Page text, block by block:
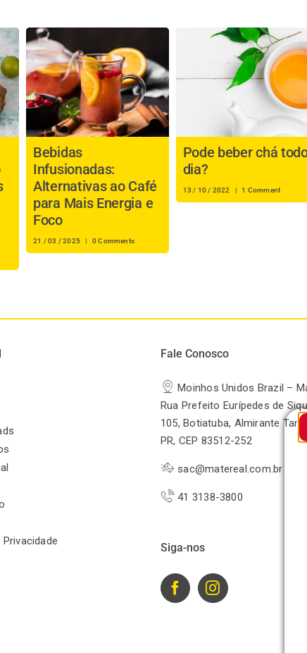
Bebidas
Infusionadas:
Alternativas ao Café
para Mais Energia e
Foco
21 / 03 / 2025 | 0 Comments
Pode beber chá
dia?
13 / 10 / 2022 | 1 Comment
Fale Conosco
Moinhos Unidos Brazil –
Rua Prefeito Eurípedes de
105, Botiatuba, Almirante
PR, CEP 83512-252
sac@matereal.com.br
41 3138-3800
Siga-nos